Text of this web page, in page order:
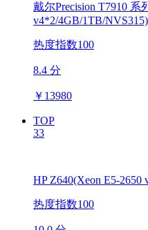
戴尔Precision T7910 系
v4*2/4GB/1TB/NVS315)
热度指数100
8.4 分
￥ 13980
TOP
33
HP Z640(Xeon E5-2650
热度指数100